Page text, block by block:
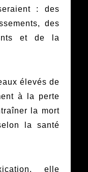
: des
des
et de la
élevés de
à la perte
la mort
la santé
elle